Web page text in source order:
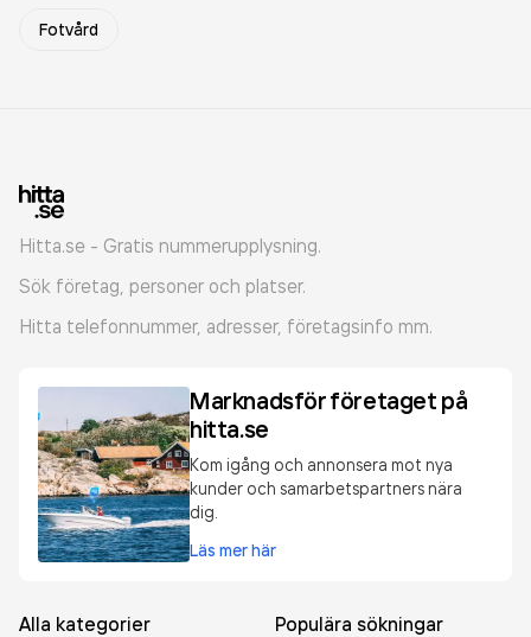
Fotvård
Hitta.se - Gratis nummerupplysning.
Sök företag, personer och platser.
Hitta telefonnummer, adresser, företagsinfo mm.
Marknadsför företaget på
hitta.se
Kom igång och annonsera mot nya
kunder och samarbetspartners nära
dig.
Läs mer här
Alla kategorier
Populära sökningar